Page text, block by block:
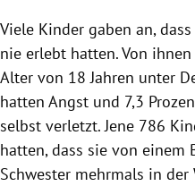
Viele Kinder gaben an,
nie erlebt hatten. Von
Alter von 18 Jahren unter
hatten Angst und 7,3
selbst verletzt. Jene 786
hatten, dass sie von einem
Schwester mehrmals in